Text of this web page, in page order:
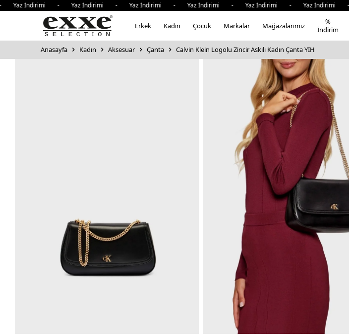
İndirimi - Yaz İndirimi - Yaz İndirimi - Yaz İndirimi - Yaz İndirimi - Yaz
Erkek Kadın Çocuk Markalar Mağazalarımız
%
İndirim
Anasayfa Kadın Aksesuar Çanta Calvin Klein Logolu Zincir Askılı Kadın Çanta YIH